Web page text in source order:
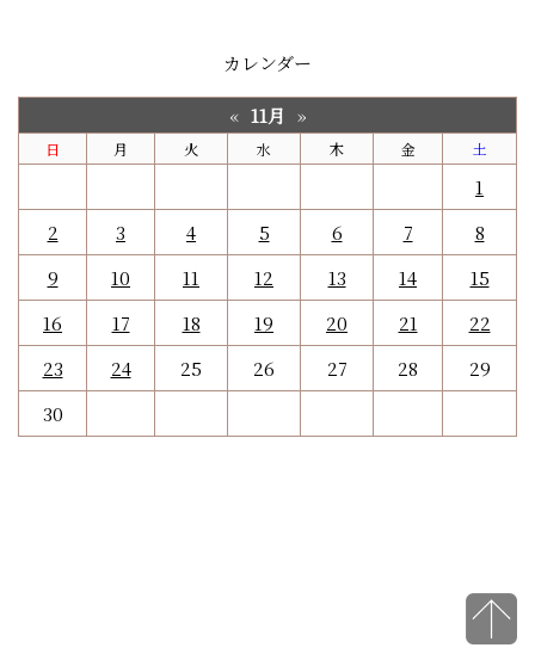
カレンダー
« 11月 »
日 月 火 水 木 金 土
1
2
3 4 5 6 7
8
9
10 11 12 13 14
15
16
17 18 19 20 21
22
23
24 25 26 27 28
29
30